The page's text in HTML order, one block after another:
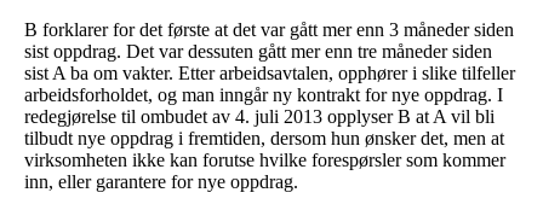
B forklarer for det første at det var gått mer enn 3 måneder siden
sist oppdrag. Det var dessuten gått mer enn tre måneder siden
sist A ba om vakter. Etter arbeidsavtalen, opphører i slike tilfeller
arbeidsforholdet, og man inngår ny kontrakt for nye oppdrag. I
redegjørelse til ombudet av 4. juli 2013 opplyser B at A vil bli
tilbudt nye oppdrag i fremtiden, dersom hun ønsker det, men at
virksomheten ikke kan forutse hvilke forespørsler som kommer
inn, eller garantere for nye oppdrag.